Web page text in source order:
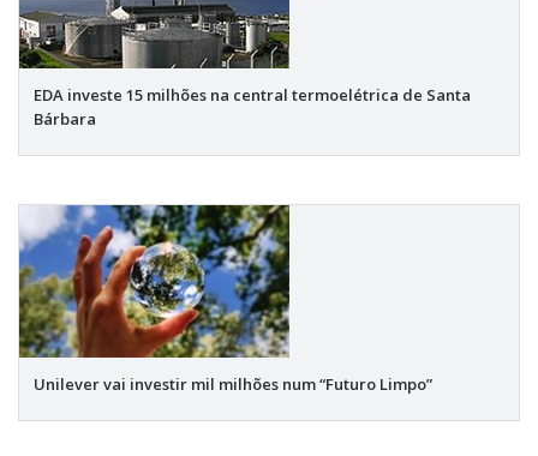
EDA investe 15 milhões na central termoelétrica de Santa
Bárbara
Unilever vai investir mil milhões num “Futuro Limpo”